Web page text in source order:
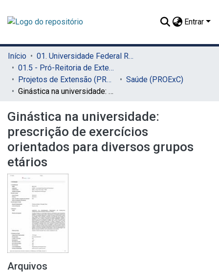
Entrar
Início
01. Universidade Federal Rural de Pernambuco - UFRPE (Sede)
01.5 - Pró-Reitoria de Extensão, Cultura e Cidadania (PROExC)
Projetos de Extensão (PROExC)
Saúde (PROExC)
Ginástica na universidade: prescrição de exercícios orientados para diversos grupos etários
Ginástica na universidade:
prescrição de exercícios
orientados para diversos grupos
etários
Arquivos